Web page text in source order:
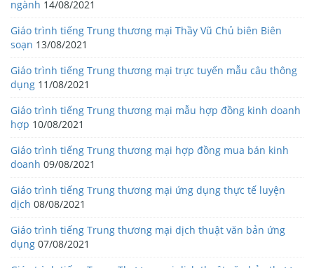
ngành 14/08/2021
Giáo trình tiếng Trung thương mại Thầy Vũ Chủ biên Biên
soạn 13/08/2021
Giáo trình tiếng Trung thương mại trực tuyến mẫu câu thông
dụng 11/08/2021
Giáo trình tiếng Trung thương mại mẫu hợp đồng kinh doanh
hợp 10/08/2021
Giáo trình tiếng Trung thương mại hợp đồng mua bán kinh
doanh 09/08/2021
Giáo trình tiếng Trung thương mại ứng dụng thực tế luyện
dịch 08/08/2021
Giáo trình tiếng Trung thương mại dịch thuật văn bản ứng
dụng 07/08/2021